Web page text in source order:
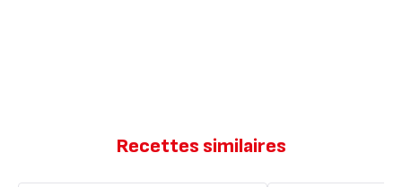
Recettes similaires